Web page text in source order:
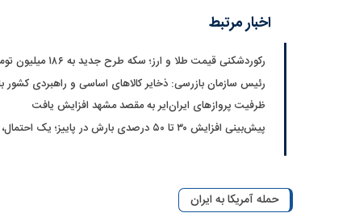
اخبار مرتبط
رکوردشکنی قیمت طلا و ارز؛ سکه طرح جدید به ۱۸۶ میلیون تومان رسید
رئیس سازمان بازرسی: ذخایر کالاهای اساسی و راهبردی کشور
ظرفیت پروازهای ایران‌ایر به مقصد مشهد افزایش یافت
پیش‌بینی افزایش ۳۰ تا ۵۰ درصدی بارش در پاییز؛ یک احتمال، نه قطعیت
حمله آمریکا به ایران